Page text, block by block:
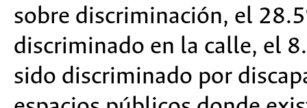
sobre discriminación, el
discriminado en la calle, el
sido discriminado por